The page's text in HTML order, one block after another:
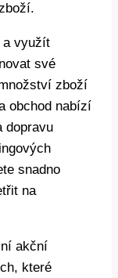
a využít
své
zboží
obchod nabízí
dopravu
snadno
na
akční
které